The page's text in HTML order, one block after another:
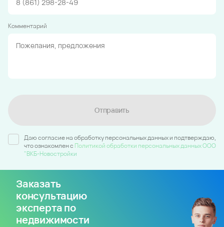
Комментарий
Отправить
Даю согласие на обработку персональных данных и подтверждаю,
что ознакомлен c Политикой обработки персональных данных ООО
"ВКБ-Новостройки
Заказать
консультацию
эксперта по
недвижимости